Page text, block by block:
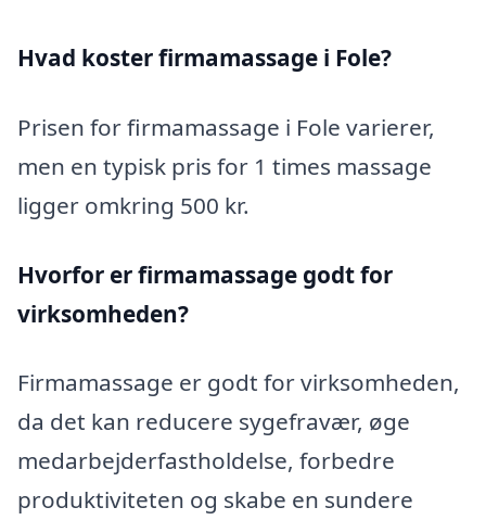
Hvad koster firmamassage i Fole?
Prisen for firmamassage i Fole varierer,
men en typisk pris for 1 times massage
ligger omkring 500 kr.
Hvorfor er firmamassage godt for
virksomheden?
Firmamassage er godt for virksomheden,
da det kan reducere sygefravær, øge
medarbejderfastholdelse, forbedre
produktiviteten og skabe en sundere